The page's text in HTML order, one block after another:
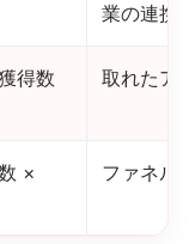
業の連携
得数
取れたア
×
ファネル